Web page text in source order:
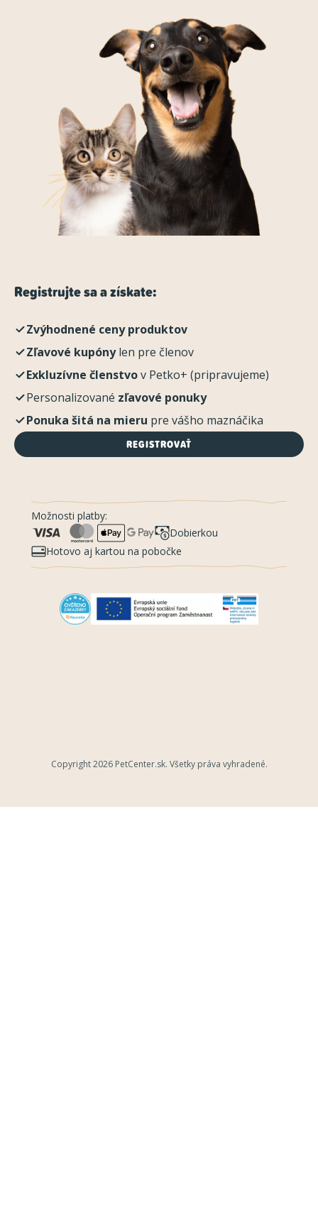
Registrujte sa a získate:
Zvýhodnené ceny produktov
Zľavové kupónylen pre členov
Exkluzívne členstvov Petko+ (pripravujeme)
Personalizované zľavové ponuky
Ponuka šitá na mieru pre vášho maznáčika
REGISTROVAŤ
Možnosti platby:
Dobierkou
Hotovo aj kartou na pobočke
Copyright 2026 PetCenter.sk. Všetky práva vyhradené.